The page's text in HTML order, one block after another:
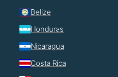
Belize
Honduras
Nicaragua
Costa Rica